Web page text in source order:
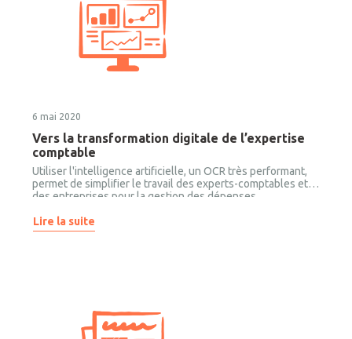
6 mai 2020
Vers la transformation digitale de l’expertise
comptable
Utiliser l'intelligence artificielle, un OCR très performant,
permet de simplifier le travail des experts-comptables et
des entreprises pour la gestion des dépenses
Lire la suite